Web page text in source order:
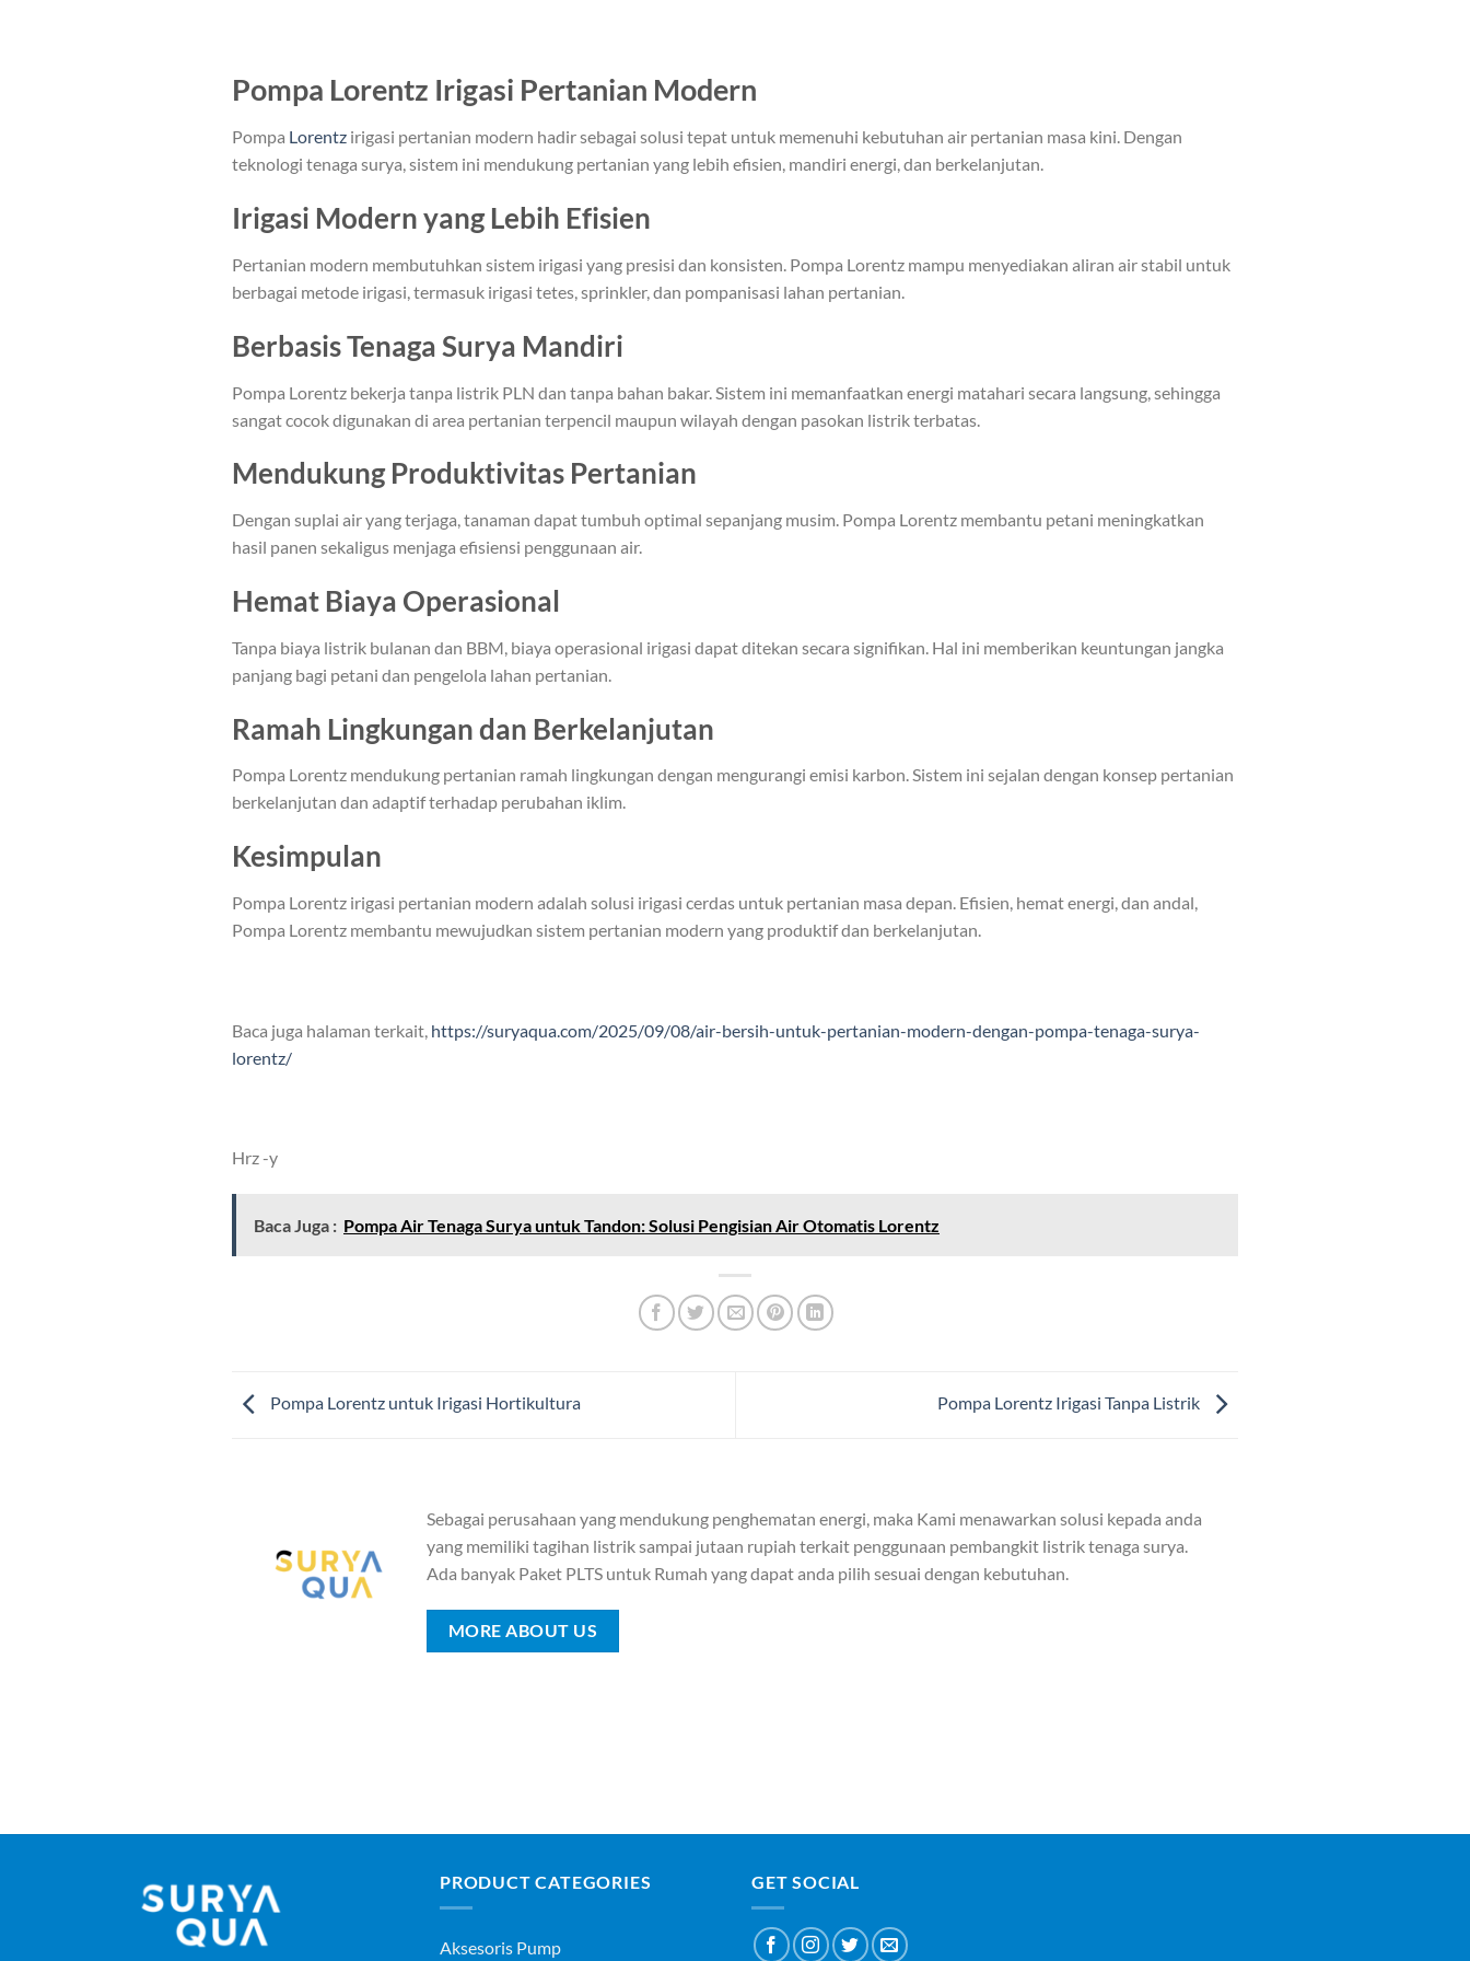
Pompa Lorentz Irigasi Pertanian Modern
Pompa Lorentz irigasi pertanian modern hadir sebagai solusi tepat untuk memenuhi kebutuhan air pertanian masa kini. Dengan
teknologi tenaga surya, sistem ini mendukung pertanian yang lebih efisien, mandiri energi, dan berkelanjutan.
Irigasi Modern yang Lebih Efisien
Pertanian modern membutuhkan sistem irigasi yang presisi dan konsisten. Pompa Lorentz mampu menyediakan aliran air stabil untuk
berbagai metode irigasi, termasuk irigasi tetes, sprinkler, dan pompanisasi lahan pertanian.
Berbasis Tenaga Surya Mandiri
Pompa Lorentz bekerja tanpa listrik PLN dan tanpa bahan bakar. Sistem ini memanfaatkan energi matahari secara langsung, sehingga
sangat cocok digunakan di area pertanian terpencil maupun wilayah dengan pasokan listrik terbatas.
Mendukung Produktivitas Pertanian
Dengan suplai air yang terjaga, tanaman dapat tumbuh optimal sepanjang musim. Pompa Lorentz membantu petani meningkatkan
hasil panen sekaligus menjaga efisiensi penggunaan air.
Hemat Biaya Operasional
Tanpa biaya listrik bulanan dan BBM, biaya operasional irigasi dapat ditekan secara signifikan. Hal ini memberikan keuntungan jangka
panjang bagi petani dan pengelola lahan pertanian.
Ramah Lingkungan dan Berkelanjutan
Pompa Lorentz mendukung pertanian ramah lingkungan dengan mengurangi emisi karbon. Sistem ini sejalan dengan konsep pertanian
berkelanjutan dan adaptif terhadap perubahan iklim.
Kesimpulan
Pompa Lorentz irigasi pertanian modern adalah solusi irigasi cerdas untuk pertanian masa depan. Efisien, hemat energi, dan andal,
Pompa Lorentz membantu mewujudkan sistem pertanian modern yang produktif dan berkelanjutan.
Baca juga halaman terkait, https://suryaqua.com/2025/09/08/air-bersih-untuk-pertanian-modern-dengan-pompa-tenaga-surya-
lorentz/
Hrz -y
Baca Juga : Pompa Air Tenaga Surya untuk Tandon: Solusi Pengisian Air Otomatis Lorentz
Pompa Lorentz untuk Irigasi Hortikultura Pompa Lorentz Irigasi Tanpa Listrik
Sebagai perusahaan yang mendukung penghematan energi, maka Kami menawarkan solusi kepada anda
yang memiliki tagihan listrik sampai jutaan rupiah terkait penggunaan pembangkit listrik tenaga surya.
Ada banyak Paket PLTS untuk Rumah yang dapat anda pilih sesuai dengan kebutuhan.
MORE ABOUT US
PRODUCT CATEGORIES
Aksesoris Pump
GET SOCIAL